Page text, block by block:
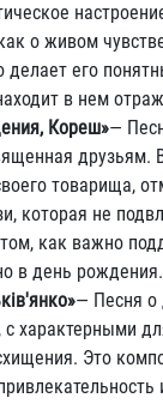
о живом
делает его
в нем
Кореш»—
друзьям.
товарища,
которая не
как важно
в день рождения.
— Песня о
с характерными
Это